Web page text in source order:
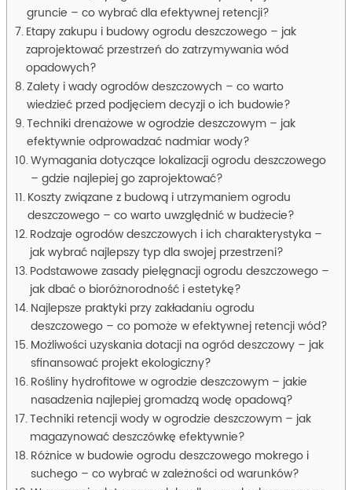
gruncie – co wybrać dla efektywnej retencji?
Etapy zakupu i budowy ogrodu deszczowego – jak
zaprojektować przestrzeń do zatrzymywania wód
opadowych?
Zalety i wady ogrodów deszczowych – co warto
wiedzieć przed podjęciem decyzji o ich budowie?
Techniki drenażowe w ogrodzie deszczowym – jak
efektywnie odprowadzać nadmiar wody?
Wymagania dotyczące lokalizacji ogrodu deszczowego
– gdzie najlepiej go zaprojektować?
Koszty związane z budową i utrzymaniem ogrodu
deszczowego – co warto uwzględnić w budżecie?
Rodzaje ogrodów deszczowych i ich charakterystyka –
jak wybrać najlepszy typ dla swojej przestrzeni?
Podstawowe zasady pielęgnacji ogrodu deszczowego –
jak dbać o bioróżnorodność i estetykę?
Najlepsze praktyki przy zakładaniu ogrodu
deszczowego – co pomoże w efektywnej retencji wód?
Możliwości uzyskania dotacji na ogród deszczowy – jak
sfinansować projekt ekologiczny?
Rośliny hydrofitowe w ogrodzie deszczowym – jakie
nasadzenia najlepiej gromadzą wodę opadową?
Techniki retencji wody w ogrodzie deszczowym – jak
magazynować deszczówkę efektywnie?
Różnice w budowie ogrodu deszczowego mokrego i
suchego – co wybrać w zależności od warunków?